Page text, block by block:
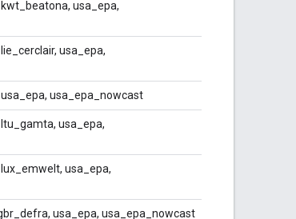
usa_epa,
usa_epa,
usa_epa_nowcast
usa_epa,
usa_epa,
usa_epa, usa_epa_nowcast